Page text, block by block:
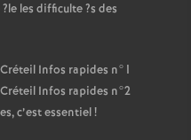
?le les difficulte?s des
Créteil Infos rapides n°1
Créteil Infos rapides n°2
c’est essentiel!